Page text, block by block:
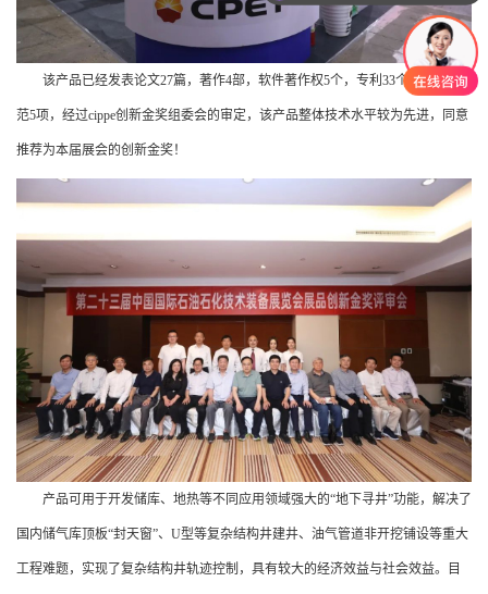
该产品已经发表论文27篇，著作4部，软件著作权5个，专利33个，技术规
范5项，经过cippe创新金奖组委会的审定，该产品整体技术水平较为先进，同意
推荐为本届展会的创新金奖！
产品可用于开发储库、地热等不同应用领域强大的“地下寻井”功能，解决了
国内储气库顶板“封天窗”、U型等复杂结构井建井、油气管道非开挖铺设等重大
工程难题，实现了复杂结构井轨迹控制，具有较大的经济效益与社会效益。目